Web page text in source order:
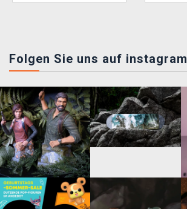
Folgen Sie uns auf instagram